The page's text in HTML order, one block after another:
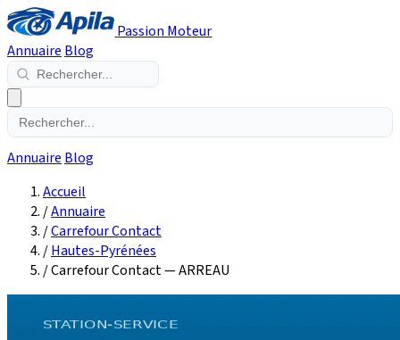
Passion Moteur
Annuaire Blog
Annuaire Blog
Accueil
/Annuaire
/Carrefour Contact
/Hautes-Pyrénées
/Carrefour Contact — ARREAU